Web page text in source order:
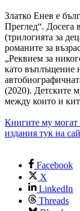
Златко Енев е
Преглед“. Досега
(трилогията за
романите за
„Реквием за
като въплъщение
(2020). Детските
между които и
Книгите му могат
издания тук на
Facebook
X
LinkedIn
Threads